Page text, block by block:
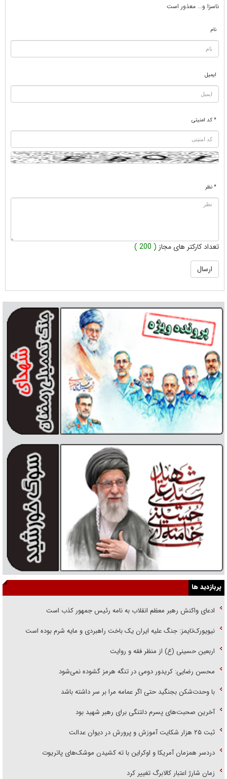
ناسزا و... معذور است
نام
ایمیل
* کد امنیتی
* نظر
تعداد کارکتر های مجاز ( 200 )
پربازدید ها
ادعای واکنش رهبر معظم انقلاب به نامه رئیس جمهور کذب است
نیویورک‌تایمز: جنگ علیه ایران یک باخت راهبردی و مایه شرم بوده است
اربعین حسینی (ع) از منظر فقه و روایت
محسن رضایی: کریدور دومی در تنگه هرمز گشوده نمی‌شود
با وحدت‌شکن بجنگید حتی اگر عمامه مرا بر سر داشته باشد
آخرین صحبت‌های پسرم دلتنگی برای رهبر شهید بود
ثبت ۲۵ هزار شکایت آموزش و پرورش در دیوان عدالت
دردسر همزمان آمریکا و اوکراین با ته کشیدن موشک‌های پاتریوت
زمان شارژ اعتبار کالابرگ تغییر کرد